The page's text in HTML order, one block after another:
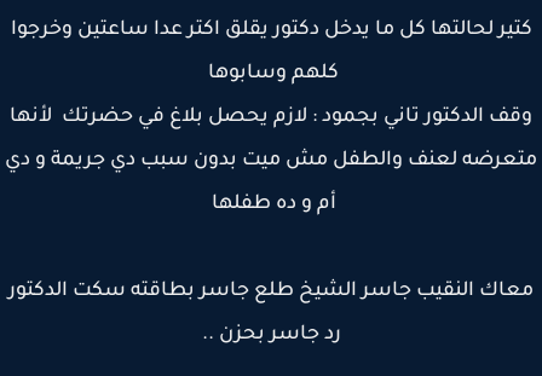
لحالتها كل ما يدخل دكتور يقلق اكتر عدا ساعتين وخرجوا
كلهم وسابوها
الدكتور تاني بجمود : لازم يحصل بلاغ في حضرتك لأنها
لعنف والطفل مش ميت بدون سبب دي جريمة و دي
أم و ده طفلها
النقيب جاسر الشيخ طلع جاسر بطاقته سكت الدكتور
رد جاسر بحزن ..